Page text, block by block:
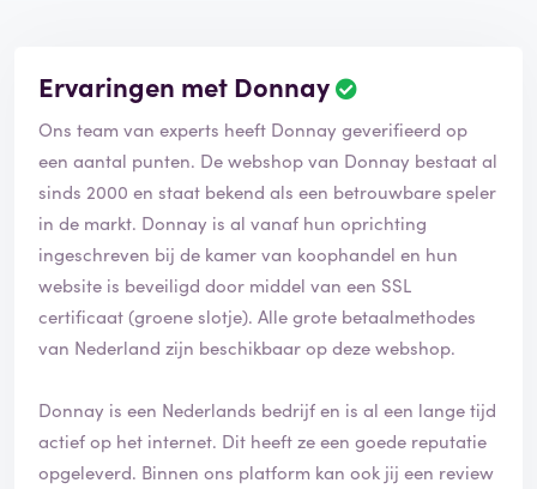
Ervaringen met Donnay
Ons team van experts heeft Donnay geverifieerd op
een aantal punten. De webshop van Donnay bestaat al
sinds 2000 en staat bekend als een betrouwbare speler
in de markt. Donnay is al vanaf hun oprichting
ingeschreven bij de kamer van koophandel en hun
website is beveiligd door middel van een SSL
certificaat (groene slotje). Alle grote betaalmethodes
van Nederland zijn beschikbaar op deze webshop.
Donnay is een Nederlands bedrijf en is al een lange tijd
actief op het internet. Dit heeft ze een goede reputatie
opgeleverd. Binnen ons platform kan ook jij een review